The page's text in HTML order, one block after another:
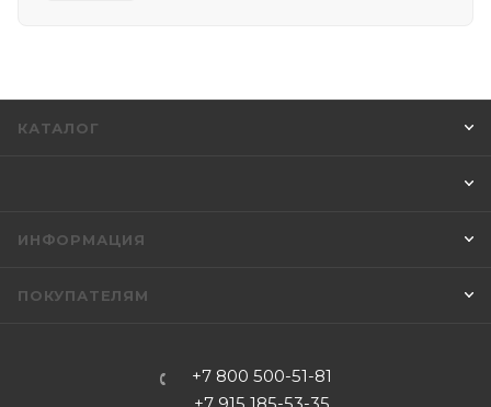
КАТАЛОГ
ИНФОРМАЦИЯ
ПОКУПАТЕЛЯМ
+7 800 500-51-81